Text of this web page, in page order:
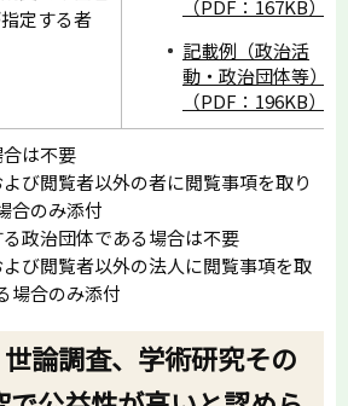
定する者
（PDF：167KB）
記載例（政治活
動・政治団体等）
（PDF：196KB）
は不要
び閲覧者以外の者に閲覧事項を取り
合のみ添付
政治団体である場合は不要
び閲覧者以外の法人に閲覧事項を取
場合のみ添付
論調査、学術研究その